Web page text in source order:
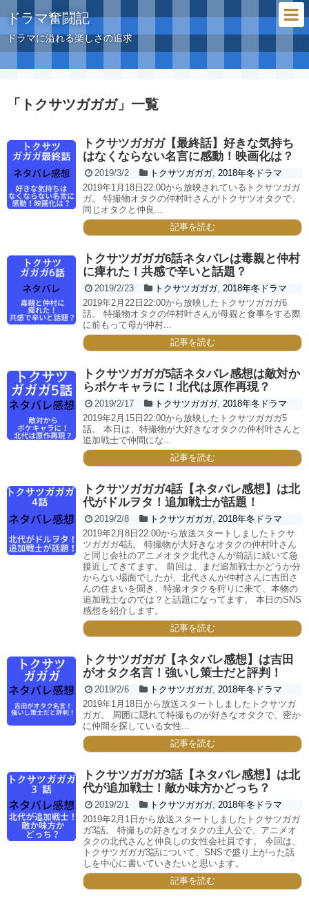
ドラマ奮闘記
ドラマに溢れる楽しさの追求
「 トクサツガガガ」 一覧
トクサツガガガ【最終話】好きな気持ち
はなくならない名言に感動！映画化は？
2019/3/2 トクサツガガガ, 2018年冬ドラマ
2019年1月18日22:00から放映されているトクサツガガ
ガ。 特撮物オタクの仲村叶さんがトクサツオタクで、
同じオタクと仲良...
記事を読む
トクサツガガガ6話ネタバレは毒親と仲村
に痺れた！共感で辛いと話題？
2019/2/23 トクサツガガガ, 2018年冬ドラマ
2019年2月22日22:00から放映したトクサツガガガ6
話。 特撮物オタクの仲村叶さんが母親と食事をする際
に前もって母が仲村...
記事を読む
トクサツガガガ5話ネタバレ感想は敵対か
らボケキャラに！北代は原作再現？
2019/2/17 トクサツガガガ, 2018年冬ドラマ
2019年2月15日22:00から放映したトクサツガガガ5
話。 本日は、特撮物が大好きなオタクの仲村叶さんと
追加戦士で仲間にな...
記事を読む
トクサツガガガ4話【ネタバレ感想】は北
代がドルヲタ！追加戦士が話題！
2019/2/8 トクサツガガガ, 2018年冬ドラマ
2019年2月8日22:00から放送スタートしましたトクサ
ツガガガ4話。 特撮物が大好きなオタクの仲村叶さん
と同じ会社のアニメオタク北代さんが前話に続いて急
接近してきてます。 前回は、まだ追加戦士かどうか分
からない場面でしたが、北代さんが仲村さんに吉田さ
んの住まいを聞き、特撮オタクを狩りに来て、本物の
追加戦士なのでは？と話題になってます。 本日のSNS
感想を紹介します。
記事を読む
トクサツガガガ【ネタバレ感想】は吉田
がオタク名言！強いし策士だと評判！
2019/2/6 トクサツガガガ, 2018年冬ドラマ
2019年1月18日から放送スタートしましたトクサツガ
ガガ。 周囲に隠れて特撮ものが好きなオタクで、密か
に仲間を探している女性...
記事を読む
トクサツガガガ3話【ネタバレ感想】は北
代が追加戦士！敵か味方かどっち？
2019/2/1 トクサツガガガ, 2018年冬ドラマ
2019年2月1日から放送スタートしましたトクサツガガ
ガ3話。 特撮もの好きなオタクの主人公で、アニメオ
タクの北代さんと仲良しの女性会社員です。 今回は、
トクサツガガガ3話について、SNSで盛り上がった話
しを中心に書いていきたいと思います。
記事を読む